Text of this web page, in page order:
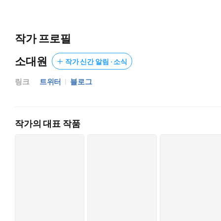
움직임에 얕은 신음을 흘리던 제연교는, 옷이 완전히 벗겨지며
재간이 없었다. 저항이 이어지자 류아정은 숫제 제연교의 두 손
“이제야 좀 두려워진 것이냐? 이리될 것이 겁났다면….”
작가 프로필
소대원
작가 신간 알림 · 소식
링크 트위터 블로그
작가의 대표 작품